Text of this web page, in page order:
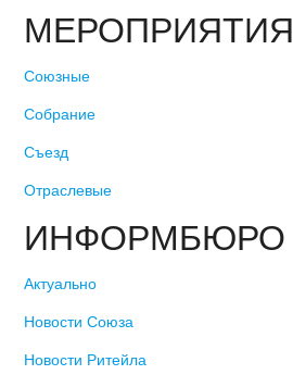
МЕРОПРИЯТИЯ
Союзные
Собрание
Съезд
Отраслевые
ИНФОРМБЮРО
Актуально
Новости Союза
Новости Ритейла